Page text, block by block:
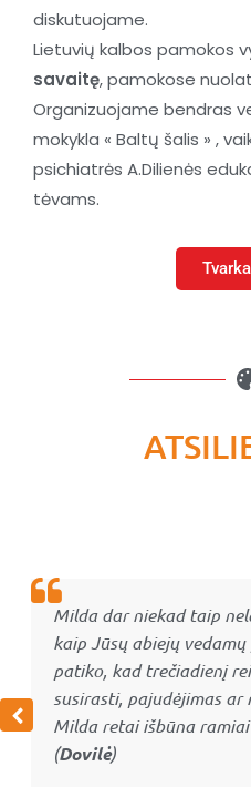
diskutuojame.
Lietuvių kalbos pamokos
savaitę, pamokose
Organizuojame bendras
mokykla « Baltų šalis » ,
psichiatrės A.Dilienės
tėvams.
Milda dar niekad taip
kaip Jūsų abiejų
patiko, kad trečiadienį
susirasti, pajudėjimas ar
Milda retai išbūna
Dovilė)